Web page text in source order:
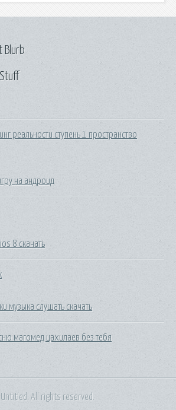
реальности ступень 1 пространство
на андроид
8 скачать
музыка слушать скачать
магомед цахилаев без тебя
Blurb
All rights reserved.